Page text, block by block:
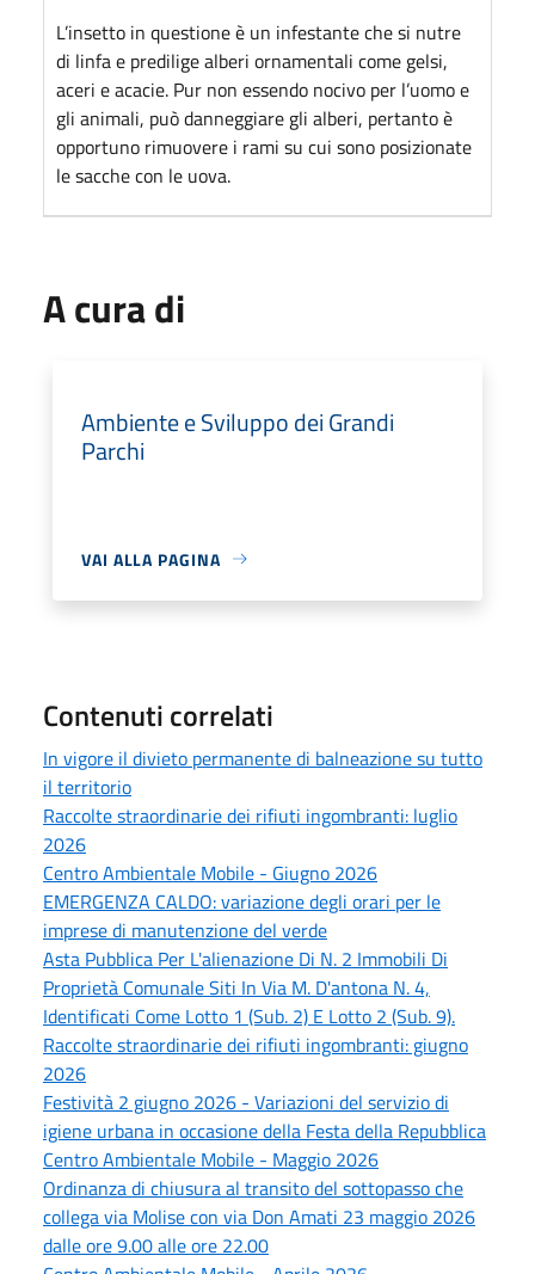
L’insetto in questione è un infestante che si nutre
di linfa e predilige alberi ornamentali come gelsi,
aceri e acacie. Pur non essendo nocivo per l’uomo e
gli animali, può danneggiare gli alberi, pertanto è
opportuno rimuovere i rami su cui sono posizionate
le sacche con le uova.
A cura di
Ambiente e Sviluppo dei Grandi
Parchi
VAI ALLA PAGINA
Contenuti correlati
In vigore il divieto permanente di balneazione su tutto
il territorio
Raccolte straordinarie dei rifiuti ingombranti: luglio
2026
Centro Ambientale Mobile - Giugno 2026
EMERGENZA CALDO: variazione degli orari per le
imprese di manutenzione del verde
Asta Pubblica Per L'alienazione Di N. 2 Immobili Di
Proprietà Comunale Siti In Via M. D'antona N. 4,
Identificati Come Lotto 1 (Sub. 2) E Lotto 2 (Sub. 9).
Raccolte straordinarie dei rifiuti ingombranti: giugno
2026
Festività 2 giugno 2026 - Variazioni del servizio di
igiene urbana in occasione della Festa della Repubblica
Centro Ambientale Mobile - Maggio 2026
Ordinanza di chiusura al transito del sottopasso che
collega via Molise con via Don Amati 23 maggio 2026
dalle ore 9.00 alle ore 22.00